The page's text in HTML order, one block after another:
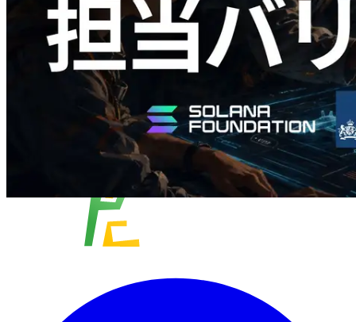
この記事を読む
さらに読み込む